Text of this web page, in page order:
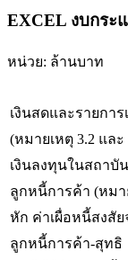
EXCEL งบกระ
หน่วย: ล้านบาท
เงินสดและรายการ
(หมายเหตุ 3.2 และ
เงินลงทุนในสถาบั
ลูกหนี้การค้า (หมา
หัก ค่าเผื่อหนี้สงสั
ลูกหนี้การค้า-สุทธิ